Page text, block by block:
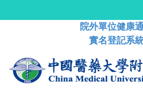
院外單位健康
實名登記系